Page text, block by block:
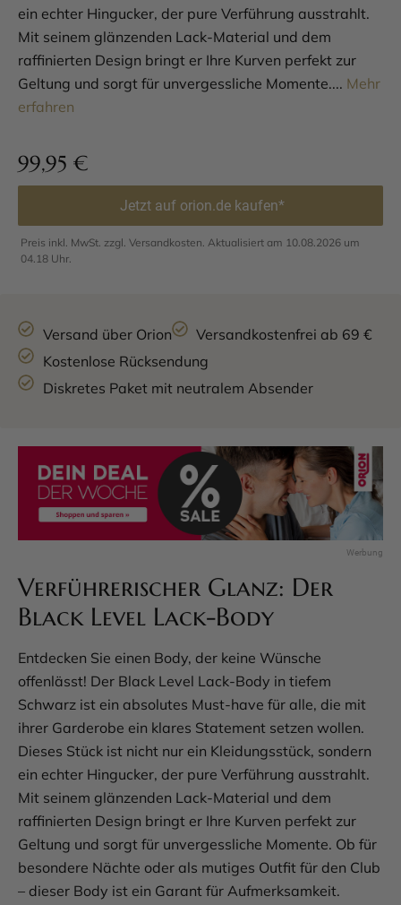
ein echter Hingucker, der pure Verführung ausstrahlt.
Mit seinem glänzenden Lack-Material und dem
raffinierten Design bringt er Ihre Kurven perfekt zur
Geltung und sorgt für unvergessliche Momente.... Mehr
erfahren
99,95 €
Jetzt auf orion.de kaufen*
Preis inkl. MwSt. zzgl. Versandkosten. Aktualisiert am 10.08.2026 um
04.18 Uhr.
Versand über Orion
Versandkostenfrei ab 69 €
Kostenlose Rücksendung
Diskretes Paket mit neutralem Absender
Verführerischer Glanz: Der
Black Level Lack-Body
Entdecken Sie einen Body, der keine Wünsche
offenlässt! Der Black Level Lack-Body in tiefem
Schwarz ist ein absolutes Must-have für alle, die mit
ihrer Garderobe ein klares Statement setzen wollen.
Dieses Stück ist nicht nur ein Kleidungsstück, sondern
ein echter Hingucker, der pure Verführung ausstrahlt.
Mit seinem glänzenden Lack-Material und dem
raffinierten Design bringt er Ihre Kurven perfekt zur
Geltung und sorgt für unvergessliche Momente. Ob für
besondere Nächte oder als mutiges Outfit für den Club
– dieser Body ist ein Garant für Aufmerksamkeit.